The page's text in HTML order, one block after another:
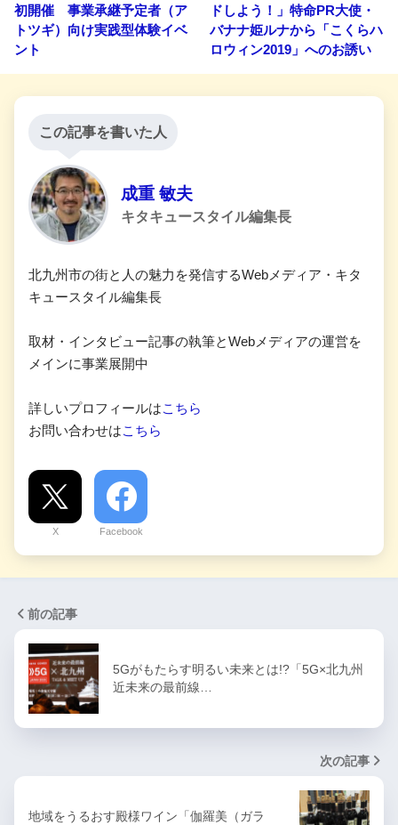
初開催 事業承継予定者（ア
トツギ）向け実践型体験イベ
ント
ドしよう！」特命PR大使・
バナナ姫ルナから「こくらハ
ロウィン2019」へのお誘い
この記事を書いた人
成重 敏夫
キタキュースタイル編集長
北九州市の街と人の魅力を発信するWebメディア・キタ
キュースタイル編集長
取材・インタビュー記事の執筆とWebメディアの運営を
メインに事業展開中
詳しいプロフィールはこちら
お問い合わせはこちら
X Facebook
前の記事
5Gがもたらす明るい未来とは!?「5G×北九州
近未来の最前線…
次の記事
地域をうるおす殿様ワイン「伽羅美（ガラ